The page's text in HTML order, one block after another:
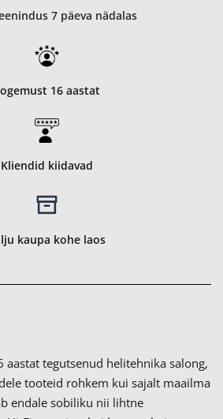
7 päeva nädalas
16 aastat
Kliendid kiidavad
kaupa kohe laos
aastat tegutsenud helitehnika salong,
tooteid rohkem kui sajalt maailma
endale sobiliku nii lihtne